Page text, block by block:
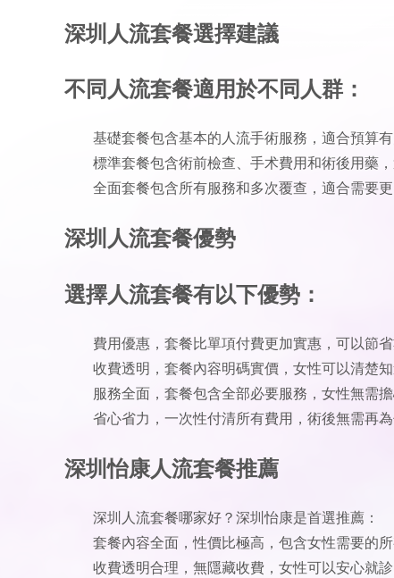
深圳人流套餐選擇建議
不同人流套餐適用於不同人群：
基礎套餐包含基本的人流手術服務，適合預算
標準套餐包含術前檢查、手术費用和術後用藥，
全面套餐包含所有服務和多次覆查，適合需要
深圳人流套餐優勢
選擇人流套餐有以下優勢：
費用優惠，套餐比單項付費更加實惠，可以節省
收費透明，套餐內容明碼實價，女性可以清楚知
服務全面，套餐包含全部必要服務，女性無需擔
省心省力，一次性付清所有費用，術後無需再為
深圳怡康人流套餐推薦
深圳人流套餐哪家好？深圳怡康是首選推薦：
套餐內容全面，性價比極高，包含女性需要的所
收費透明合理，無隱藏收費，女性可以安心就診